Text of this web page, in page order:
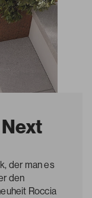
der man es
den
Roccia